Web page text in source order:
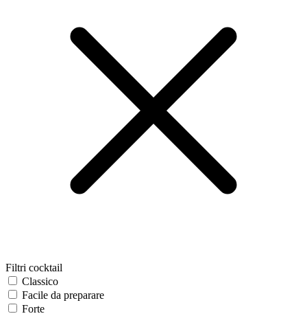
Filtri cocktail
Classico
Facile da preparare
Forte